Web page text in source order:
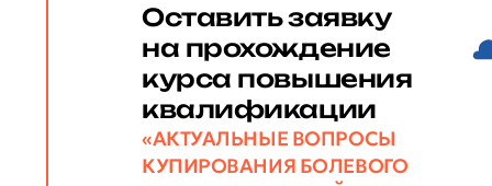
Оставить заявку
на прохождение
курса повышения
квалификации
«АКТУАЛЬНЫЕ ВОПРОСЫ
КУПИРОВАНИЯ БОЛЕВОГО